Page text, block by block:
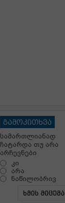
გამოკითხვა
სამართლიანად
ჩატარდა თუ არა
არჩევნები
კი
არა
ნაწილობრივ
ხმის მიცემა